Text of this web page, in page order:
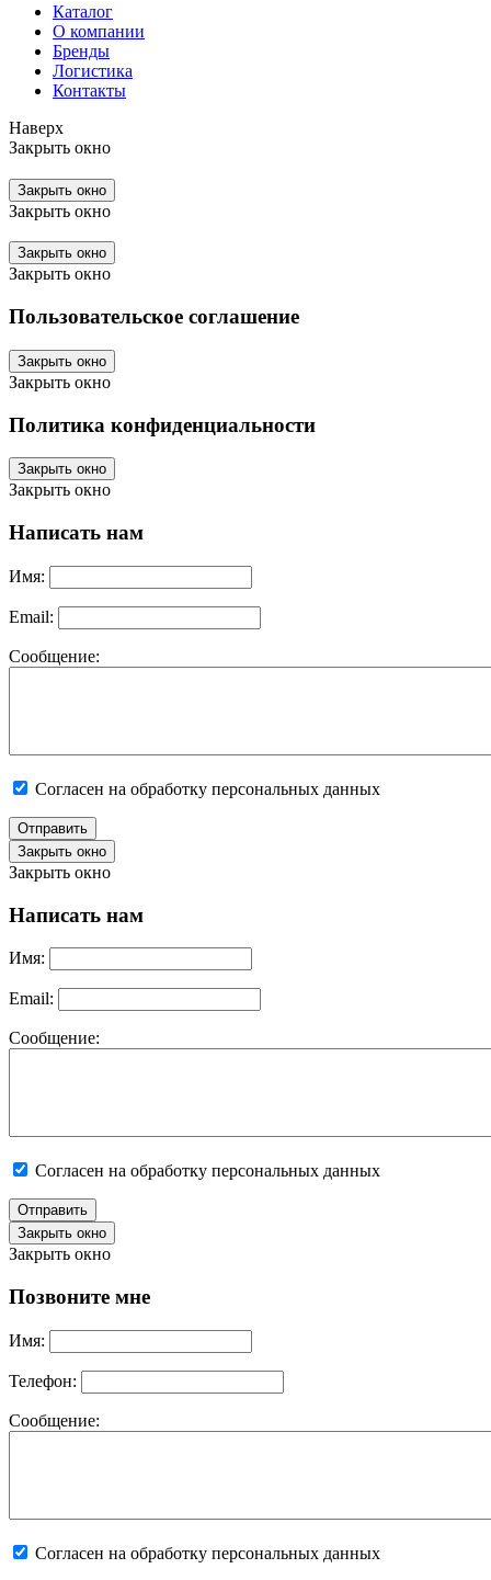
Каталог
О компании
Бренды
Логистика
Контакты
Наверх
Закрыть окно
Закрыть окно
Закрыть окно
Закрыть окно
Закрыть окно
Пользовательское соглашение
Закрыть окно
Закрыть окно
Политика конфиденциальности
Закрыть окно
Закрыть окно
Написать нам
Имя:
Email:
Сообщение:
Согласен на обработку персональных данных
Отправить
Закрыть окно
Закрыть окно
Написать нам
Имя:
Email:
Сообщение:
Согласен на обработку персональных данных
Отправить
Закрыть окно
Закрыть окно
Позвоните мне
Имя:
Телефон:
Сообщение:
Согласен на обработку персональных данных